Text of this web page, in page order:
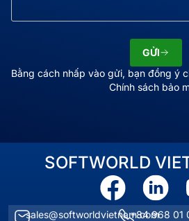
GỬI
Bằng cách nhấp vào gửi, bạn đồng ý
Chính sách bảo
SOFTWORLD
sales@softworldvietnam.com
+84 968 01